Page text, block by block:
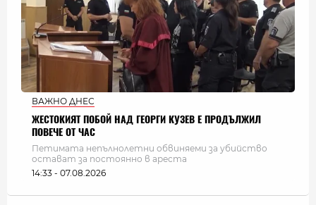
ВАЖНО ДНЕС
ЖЕСТОКИЯТ ПОБОЙ НАД ГЕОРГИ КУЗЕВ Е ПРОДЪЛЖИЛ
ПОВЕЧЕ ОТ ЧАС
Петимата непълнолетни обвиняеми за убийство
остават за постоянно в ареста
14:33 - 07.08.2026